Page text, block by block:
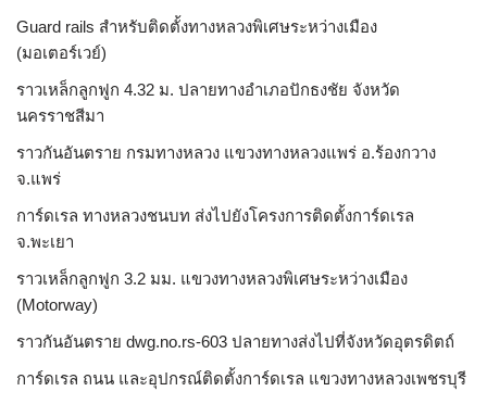
Guard rails สำหรับติดตั้งทางหลวงพิเศษระหว่างเมือง
(มอเตอร์เวย์)
ราวเหล็กลูกฟูก 4.32 ม. ปลายทางอำเภอปักธงชัย จังหวัด
นครราชสีมา
ราวกันอันตราย กรมทางหลวง แขวงทางหลวงแพร่ อ.ร้องกวาง
จ.แพร่
การ์ดเรล ทางหลวงชนบท ส่งไปยังโครงการติดตั้งการ์ดเรล
จ.พะเยา
ราวเหล็กลูกฟูก 3.2 มม. แขวงทางหลวงพิเศษระหว่างเมือง
(Motorway)
ราวกันอันตราย dwg.no.rs-603 ปลายทางส่งไปที่จังหวัดอุตรดิตถ์
การ์ดเรล ถนน และอุปกรณ์ติดตั้งการ์ดเรล แขวงทางหลวงเพชรบุรี